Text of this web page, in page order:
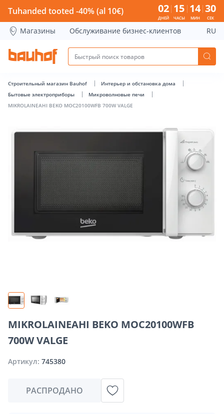
MIKROLAINEAHI BEKO MOC20100WFB 700W VALGE -
Tuhanded tooted -40% (al 10€) 02
ДНЕЙ
15
ЧАСЫ
14
МИН
29
СЕК
Магазины Обслуживание бизнес-клиентов RU
Строительный магазин Bauhof
Интерьер и обстановка дома
Бытовые электроприборы
Микроволновые печи
MIKROLAINEAHI BEKO MOC20100WFB 700W VALGE
MIKROLAINEAHI BEKO MOC20100WFB
700W VALGE
Артикул: 745380
РАСПРОДАНО